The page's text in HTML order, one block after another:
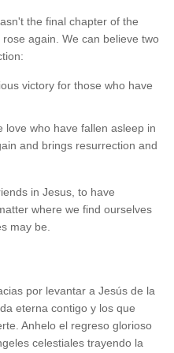
the final chapter of the
again. We can believe two
victory for those who have
love who have fallen asleep in
and brings resurrection and
in Jesus, to have
where we find ourselves
may be.
por levantar a Jesús de la
eterna contigo y los que
Anhelo el regreso glorioso
celestiales trayendo la